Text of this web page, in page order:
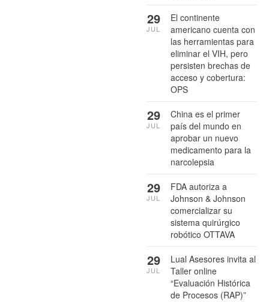
El continente
americano cuenta con
las herramientas para
eliminar el VIH, pero
persisten brechas de
acceso y cobertura:
OPS
29
JUL
China es el primer
país del mundo en
aprobar un nuevo
medicamento para la
narcolepsia
29
JUL
FDA autoriza a
Johnson & Johnson
comercializar su
sistema quirúrgico
robótico OTTAVA
29
JUL
Lual Asesores invita al
Taller online
“Evaluación Histórica
de Procesos (RAP)”
29
JUL